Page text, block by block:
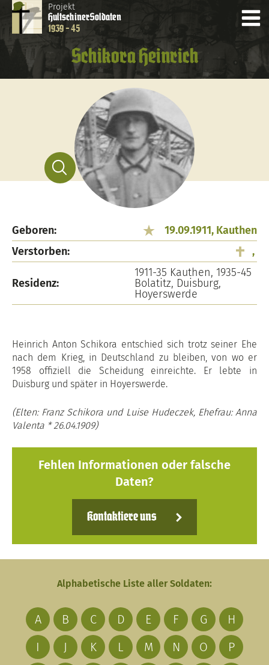
Projekt
HultschinerSoldaten
1939 - 45
Schikora Heinrich
Geboren:
19.09.1911, Kauthen
Verstorben:
,
Residenz:
1911-35 Kauthen, 1935-45
Bolatitz, Duisburg,
Hoyerswerde
Heinrich Anton Schikora entschied sich trotz seiner Ehe
nach dem Krieg, in Deutschland zu bleiben, von wo er
1958 offiziell die Scheidung einreichte. Er lebte in
Duisburg und später in Hoyerswerde.
(Elten: Franz Schikora und Luise Hudeczek, Ehefrau: Anna
Valenta * 26.04.1909)
Fehlen Informationen oder falsche
Daten?
Kontaktiere uns
Alphabetische Liste aller Soldaten:
A B C D E F G
H
I
J K L M N O
P